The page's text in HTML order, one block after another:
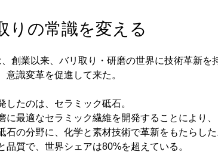
りの常識を変える
創業以来、バリ取り・研磨の世界に技術革新を
意識変革を促進して来た。
したのは、セラミック砥石。
に最適なセラミック繊維を開発することにより、
石の分野に、化学と素材技術で革新をもたらした
品質で、世界シェアは80%を超えている。